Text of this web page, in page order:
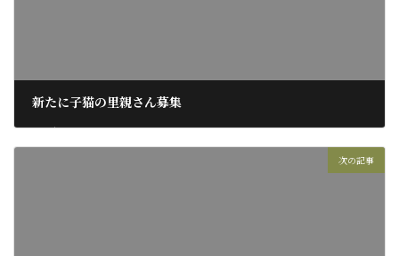
新たに子猫の里親さん募集
2017年7月10日
次の記事